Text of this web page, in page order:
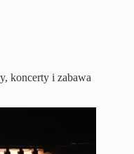
koncerty i zabawa